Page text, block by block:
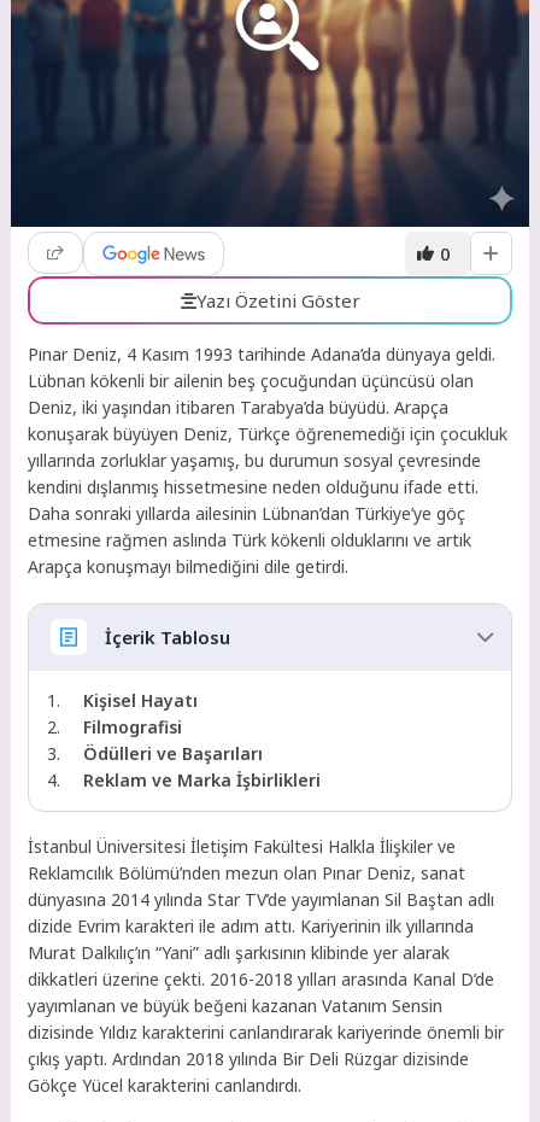
0
Yazı Özetini Göster
Pınar Deniz, 4 Kasım 1993 tarihinde Adana’da dünyaya geldi.
Lübnan kökenli bir ailenin beş çocuğundan üçüncüsü olan
Deniz, iki yaşından itibaren Tarabya’da büyüdü. Arapça
konuşarak büyüyen Deniz, Türkçe öğrenemediği için çocukluk
yıllarında zorluklar yaşamış, bu durumun sosyal çevresinde
kendini dışlanmış hissetmesine neden olduğunu ifade etti.
Daha sonraki yıllarda ailesinin Lübnan’dan Türkiye’ye göç
etmesine rağmen aslında Türk kökenli olduklarını ve artık
Arapça konuşmayı bilmediğini dile getirdi.
İçerik Tablosu
Kişisel Hayatı
Filmografisi
Ödülleri ve Başarıları
Reklam ve Marka İşbirlikleri
İstanbul Üniversitesi İletişim Fakültesi Halkla İlişkiler ve
Reklamcılık Bölümü’nden mezun olan Pınar Deniz, sanat
dünyasına 2014 yılında Star TV’de yayımlanan Sil Baştan adlı
dizide Evrim karakteri ile adım attı. Kariyerinin ilk yıllarında
Murat Dalkılıç’ın “Yani” adlı şarkısının klibinde yer alarak
dikkatleri üzerine çekti. 2016-2018 yılları arasında Kanal D’de
yayımlanan ve büyük beğeni kazanan Vatanım Sensin
dizisinde Yıldız karakterini canlandırarak kariyerinde önemli bir
çıkış yaptı. Ardından 2018 yılında Bir Deli Rüzgar dizisinde
Gökçe Yücel karakterini canlandırdı.